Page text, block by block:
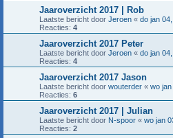
Jaaroverzicht 2017 | Rob
Laatste bericht door Jeroen « do jan
Reacties: 4
Jaaroverzicht 2017 Peter
Laatste bericht door Jeroen « do jan
Reacties: 4
Jaaroverzicht 2017 Jason
Laatste bericht door wouterder « wo
Reacties: 6
Jaaroverzicht 2017 | Julian
Laatste bericht door N-spoor « wo jan
Reacties: 2